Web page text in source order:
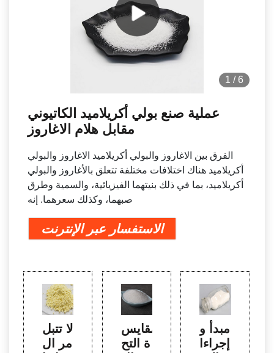
1 / 6
عملية صنع بولي أكريلاميد الكاتيوني
مقابل هلام الاغاروز
الفرق بين الاغاروز والبولي أكريلاميد الاغاروز والبولي
أكريلاميد هناك اختلافات مختلفة تتعلق بالأغاروز والبولي
أكريلاميد، بما في ذلك بنيتهما الفيزيائية، والسمية وطرق
صبهما، وكذلك سعرهما. إنه
الاستفسار عبر الإنترنت
لا تتبل
مر ال
مقايس
ة التح
مبدأ و
إجراءا